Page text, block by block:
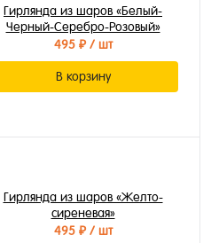
Гирлянда из шаров «Белый-
Черный-Серебро-Розовый»
495 ₽/ шт
В корзину
Гирлянда из шаров «Желто-
сиреневая»
495 ₽/ шт